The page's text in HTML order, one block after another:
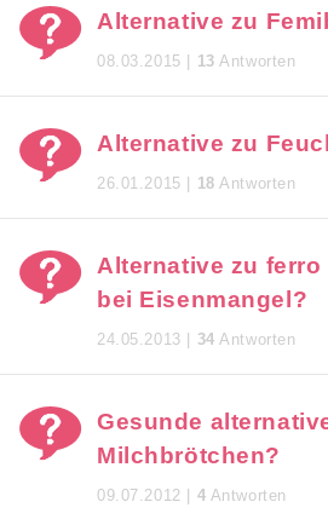
Alternative zu
08.03.2015 | 13 Antworten
Alternative zu
26.01.2015 | 18 Antworten
Alternative zu
bei Eisenmangel?
24.05.2013 | 34 Antworten
Gesunde
Milchbrötchen?
09.07.2012 | 4 Antworten